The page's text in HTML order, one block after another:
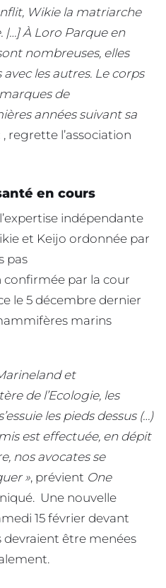
Wikie la matriarche
À Loro Parque en
nombreuses, elles
les autres. Le corps
de
années suivant sa
, regrette l’association
en cours
indépendante
et Keijo ordonnée par
pas
confirmée par la cour
le 5 décembre dernier
marins
et
de l’Ecologie, les
les pieds dessus (…)
est effectuée, en dépit
nos avocates se
», prévient One
Une nouvelle
15 février devant
devraient être menées